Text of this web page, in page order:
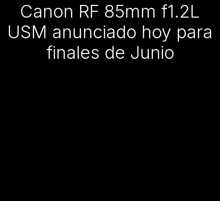
Canon RF 85mm f1.2L
USM anunciado hoy para
finales de Junio